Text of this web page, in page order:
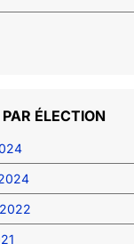
ÉLECTION